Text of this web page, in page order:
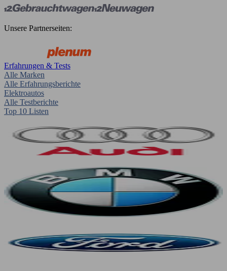
Unsere Partnerseiten:
Erfahrungen & Tests
Alle Marken
Alle Erfahrungsberichte
Elektroautos
Alle Testberichte
Top 10 Listen